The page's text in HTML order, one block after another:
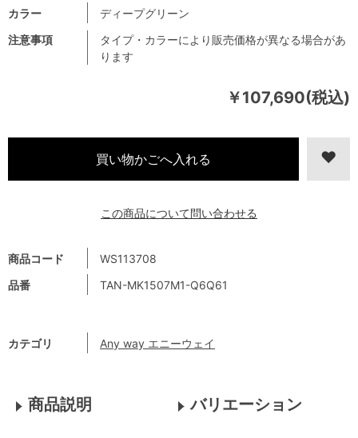
￥107,690(税込)
商品コード
WS113708
品番
TAN-MK1507M1-Q6Q61
カテゴリ Any way エニーウェイ
注意事項
タイプ・カラーにより販売価格が異なる場合があ
ります
カラー
ディープグリーン
この商品について問い合わせる
商品説明 バリエーション